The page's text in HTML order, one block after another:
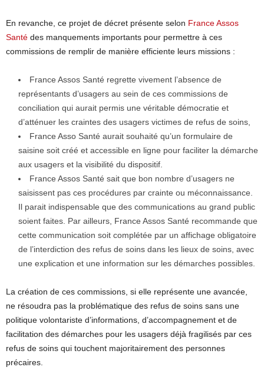
En revanche, ce projet de décret présente selon France Assos
Santé des manquements importants pour permettre à ces
commissions de remplir de manière efficiente leurs missions :
France Assos Santé regrette vivement l’absence de
représentants d’usagers au sein de ces commissions de
conciliation qui aurait permis une véritable démocratie et
d’atténuer les craintes des usagers victimes de refus de soins,
France Asso Santé aurait souhaité qu’un formulaire de
saisine soit créé et accessible en ligne pour faciliter la démarche
aux usagers et la visibilité du dispositif.
France Assos Santé sait que bon nombre d’usagers ne
saisissent pas ces procédures par crainte ou méconnaissance.
Il parait indispensable que des communications au grand public
soient faites. Par ailleurs, France Assos Santé recommande que
cette communication soit complétée par un affichage obligatoire
de l’interdiction des refus de soins dans les lieux de soins, avec
une explication et une information sur les démarches possibles.
La création de ces commissions, si elle représente une avancée,
ne résoudra pas la problématique des refus de soins sans une
politique volontariste d’informations, d’accompagnement et de
facilitation des démarches pour les usagers déjà fragilisés par ces
refus de soins qui touchent majoritairement des personnes
précaires.